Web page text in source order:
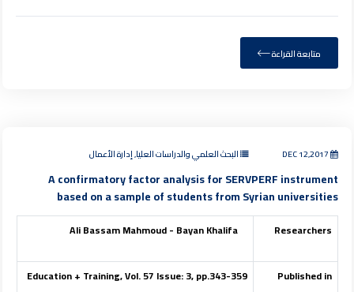
متابعة القراءة
البحث العلمي والدراسات العليا, إدارة الأعمال
A confirmatory factor analysis for SERVPERF instrument
based on a sample of students from Syrian universities
Researchers
Ali Bassam Mahmoud - Bayan Khalifa
Published in
Education + Training, Vol. 57 Issue: 3, pp.343-359